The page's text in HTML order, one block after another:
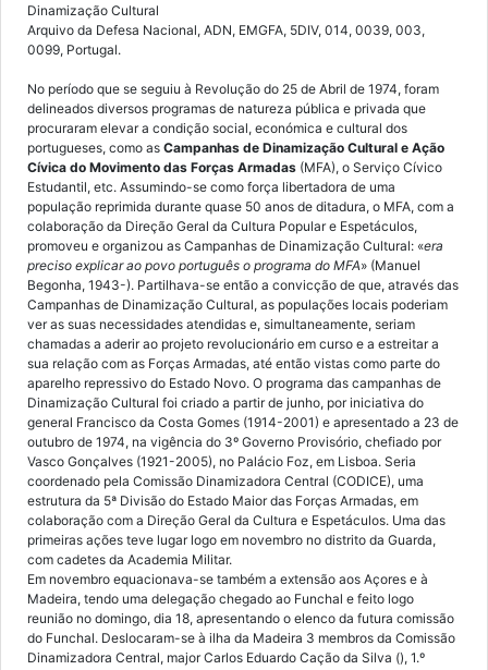
Dinamização Cultural
Arquivo da Defesa Nacional, ADN, EMGFA, 5DIV, 014, 0039, 003,
0099, Portugal.
No período que se seguiu à Revolução do 25 de Abril de 1974, foram
delineados diversos programas de natureza pública e privada que
procuraram elevar a condição social, económica e cultural dos
portugueses, como as Campanhas de Dinamização Cultural e Ação
Cívica do Movimento das Forças Armadas (MFA), o Serviço Cívico
Estudantil, etc. Assumindo-se como força libertadora de uma
população reprimida durante quase 50 anos de ditadura, o MFA, com a
colaboração da Direção Geral da Cultura Popular e Espetáculos,
promoveu e organizou as Campanhas de Dinamização Cultural: «era
preciso explicar ao povo português o programa do MFA» (Manuel
Begonha, 1943-). Partilhava-se então a convicção de que, através das
Campanhas de Dinamização Cultural, as populações locais poderiam
ver as suas necessidades atendidas e, simultaneamente, seriam
chamadas a aderir ao projeto revolucionário em curso e a estreitar a
sua relação com as Forças Armadas, até então vistas como parte do
aparelho repressivo do Estado Novo. O programa das campanhas de
Dinamização Cultural foi criado a partir de junho, por iniciativa do
general Francisco da Costa Gomes (1914-2001) e apresentado a 23 de
outubro de 1974, na vigência do 3º Governo Provisório, chefiado por
Vasco Gonçalves (1921-2005), no Palácio Foz, em Lisboa. Seria
coordenado pela Comissão Dinamizadora Central (CODICE), uma
estrutura da 5ª Divisão do Estado Maior das Forças Armadas, em
colaboração com a Direção Geral da Cultura e Espetáculos. Uma das
primeiras ações teve lugar logo em novembro no distrito da Guarda,
com cadetes da Academia Militar.
Em novembro equacionava-se também a extensão aos Açores e à
Madeira, tendo uma delegação chegado ao Funchal e feito logo
reunião no domingo, dia 18, apresentando o elenco da futura comissão
do Funchal. Deslocaram-se à ilha da Madeira 3 membros da Comissão
Dinamizadora Central, major Carlos Eduardo Cação da Silva (), 1.º